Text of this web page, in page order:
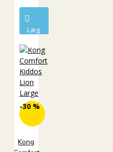
Læg
kurv
-30 %
Kong